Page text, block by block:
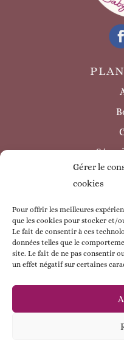
Gérer le
cookies
Pour offrir les meilleures
que les cookies pour stocker et/
Le fait de consentir à ces
données telles que le
site. Le fait de ne pas consentir
un effet négatif sur certaines
Politique
Mes